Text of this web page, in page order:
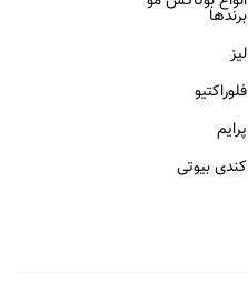
برندها
لیز
فلوراکتیو
پرایم
کندی بیوتی